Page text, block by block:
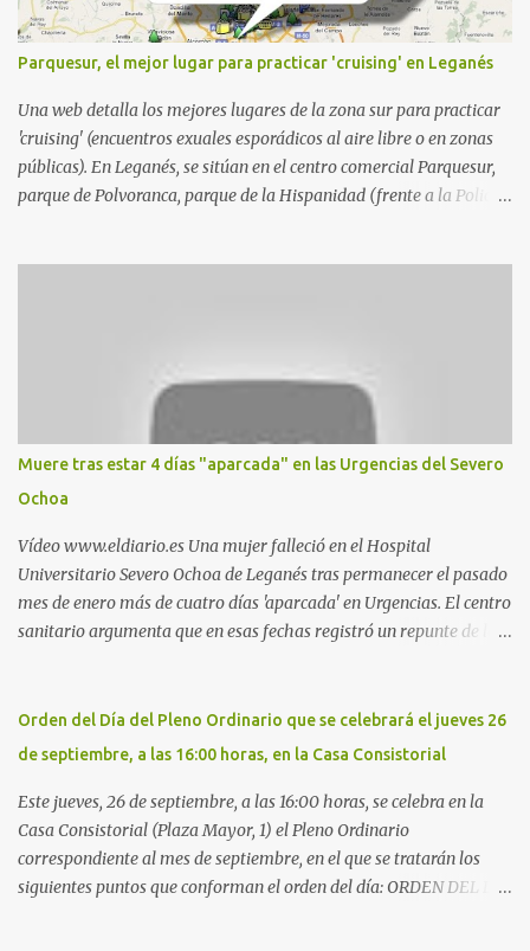
Parquesur, el mejor lugar para practicar 'cruising' en Leganés
Una web detalla los mejores lugares de la zona sur para practicar
'cruising' (encuentros exuales esporádicos al aire libre o en zonas
públicas). En Leganés, se sitúan en el centro comercial Parquesur,
parque de Polvoranca, parque de la Hispanidad (frente a la Policía
estadio municipal de Butarque) y caminos entre el estadio y Plaza
Nueva. Otro lugar: Escombrera de Polvoranca, entre Leganés y
Móstoles También en el parque de la Hispanidad, situado frente a
la Policía Local de Leganés de la calle Chile, 1, y junto al
cementerio de Butarque". Más información
Muere tras estar 4 días "aparcada" en las Urgencias del Severo
Ochoa
Vídeo www.eldiario.es Una mujer falleció en el Hospital
Universitario Severo Ochoa de Leganés tras permanecer el pasado
mes de enero más de cuatro días 'aparcada' en Urgencias. El centro
sanitario argumenta que en esas fechas registró un repunte de las
arritmia y agravamiento de su dolencia por culpa de un resfriado.
Por ello, la ingresaron a finales del año pasado en el Hospital
cama, en el pasillo, sin mantas y sin poder descansar. Su hija, que
ha denunciado el caso y que grabó un vídeo de la situación
extrema, aseguró que los pasillos estaban repletos de enfermos y
que faltaban médicos por las vacaciones de Navidad, además de
Orden del Día del Pleno Ordinario que se celebrará el jueves 26
de septiembre, a las 16:00 horas, en la Casa Consistorial
Este jueves, 26 de septiembre, a las 16:00 horas, se celebra en la
Casa Consistorial (Plaza Mayor, 1) el Pleno Ordinario
correspondiente al mes de septiembre, en el que se tratarán los
siguientes puntos que conforman el orden del día: ORDEN DEL DÍA